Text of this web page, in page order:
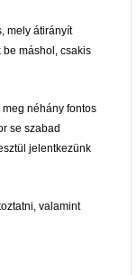
mely átirányít
máshol, csakis
néhány fontos
se szabad
jelentkezünk
valamint